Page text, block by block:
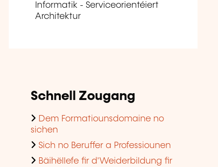
Informatik - Serviceorientéiert
Architektur
Schnell Zougang
Dem Formatiounsdomaine no
sichen
Sich no Beruffer a Professiounen
Bäihëllefe fir d'Weiderbildung fir